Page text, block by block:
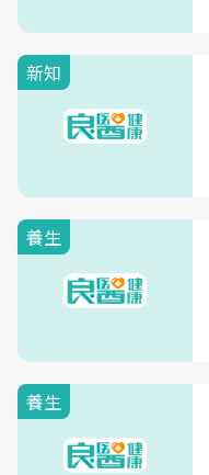
新知
養生
養生